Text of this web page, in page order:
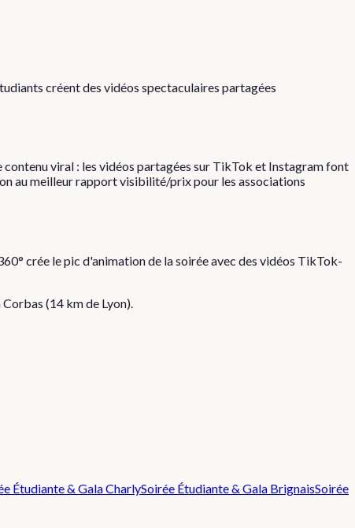
créent des vidéos spectaculaires partagées
viral : les vidéos partagées sur TikTok et Instagram font
au meilleur rapport visibilité/prix pour les associations
crée le pic d'animation de la soirée avec des vidéos TikTok-
Corbas (14 km de Lyon).
Étudiante & GalaCharlySoirée Étudiante & Gala BrignaisSoirée